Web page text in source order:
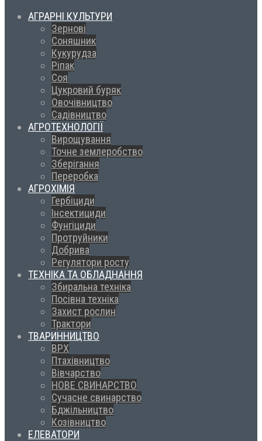
АГРАРНІ КУЛЬТУРИ
Зернові
Соняшник
Кукурудза
Ріпак
Соя
Цукровий буряк
Овочівництво
Садівництво
АГРОТЕХНОЛОГІЇ
Вирощування
Точне землеробство
Зберігання
Переробка
АГРОХІМІЯ
Гербіциди
Інсектициди
Фунгіциди
Протруйники
Добрива
Регулятори росту
ТЕХНІКА ТА ОБЛАДНАННЯ
Збиральна техніка
Посівна техніка
Захист рослин
Трактори
ТВАРИННИЦТВО
ВРХ
Птахівництво
Вівчарство
НОВЕ СВИНАРСТВО
Сучасне свинарство
Бджільництво
Козівництво
ЕЛЕВАТОРИ